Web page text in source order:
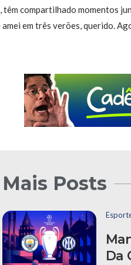
têm compartilhado momentos
amei em três verões, querido.
Mais Posts
Da